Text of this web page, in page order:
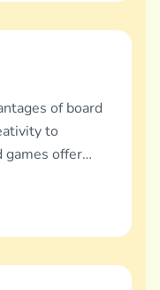
of board
to
games offer